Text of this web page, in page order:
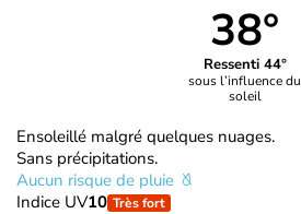
38°
Ressenti 44°
sous l’influence du
soleil
Ensoleillé malgré quelques nuages.
Sans précipitations.
Aucun risque de pluie
Indice UV10 Très fort